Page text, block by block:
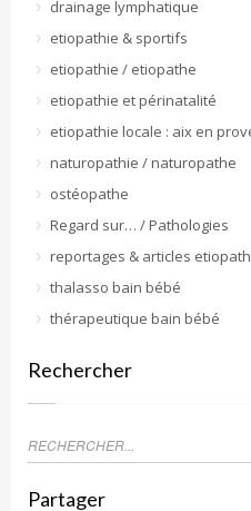
drainage lymphatique
etiopathie & sportifs
etiopathie / etiopathe
etiopathie et périnatalité
etiopathie locale : aix en
naturopathie / naturopathe
ostéopathe
Regard sur… / Pathologies
reportages & articles
thalasso bain bébé
thérapeutique bain bébé
Rechercher
Partager